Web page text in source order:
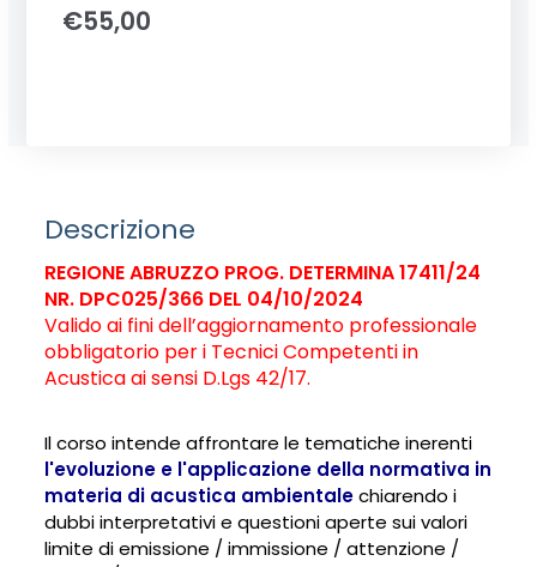
€55,00
Descrizione
REGIONE ABRUZZO PROG. DETERMINA 17411/24
NR. DPC025/366 DEL 04/10/2024
Valido ai fini dell’aggiornamento professionale
obbligatorio per i Tecnici Competenti in
Acustica aisensi D.Lgs 42/17.
Il corso intende affrontare le tematiche inerenti
l'evoluzione e l'applicazione della normativa in
materia di acustica ambientalechiarendo i
dubbi interpretativi e questioni aperte sui valori
limite di emissione / immissione / attenzione /